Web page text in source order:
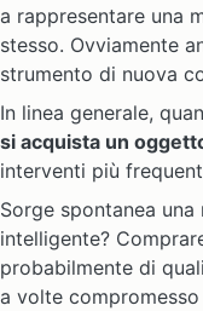
a rappresentare una
stesso. Ovviamente
strumento di nuova
In linea generale,
si acquista un
interventi più
Sorge spontanea una
intelligente?
probabilmente di
a volte